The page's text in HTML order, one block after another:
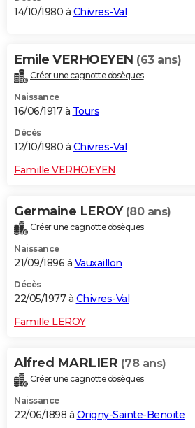
14/10/1980 à Chivres-Val
Emile VERHOEYEN (63 ans)
Créer une cagnotte obsèques
Naissance
16/06/1917 à Tours
Décès
12/10/1980 à Chivres-Val
Famille VERHOEYEN
Germaine LEROY (80 ans)
Créer une cagnotte obsèques
Naissance
21/09/1896 à Vauxaillon
Décès
22/05/1977 à Chivres-Val
Famille LEROY
Alfred MARLIER (78 ans)
Créer une cagnotte obsèques
Naissance
22/06/1898 à Origny-Sainte-Benoite